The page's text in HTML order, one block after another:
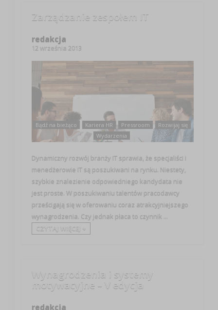
Zarządzanie zespołem IT
redakcja
12 września 2013
Bądź na bieżąco Kariera HR Pressroom
Rozwijaj się
Wydarzenia
Dynamiczny rozwój branży IT sprawia, że specjaliści i
menedżerowie IT są poszukiwani na rynku. Niestety,
szybkie znalezienie odpowiedniego kandydata nie
jest proste. W poszukiwaniu talentów pracodawcy
prześcigają się w oferowaniu coraz atrakcyjniejszego
wynagrodzenia. Czy jednak płaca to czynnik ...
CZYTAJ WIĘCEJ +
Wynagrodzenia i systemy
motywacyjne – V edycja
redakcja